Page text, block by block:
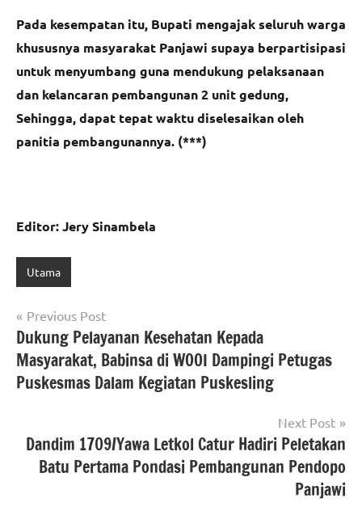
Pada kesempatan itu, Bupati mengajak seluruh warga
khususnya masyarakat Panjawi supaya berpartisipasi
untuk menyumbang guna mendukung pelaksanaan
dan kelancaran pembangunan 2 unit gedung,
Sehingga, dapat tepat waktu diselesaikan oleh
panitia pembangunannya. (***)
Editor: Jery Sinambela
Utama
Navigasi
pos
Previous Post
Dukung Pelayanan Kesehatan Kepada
Masyarakat, Babinsa di WOOI Dampingi Petugas
Puskesmas Dalam Kegiatan Puskesling
Next Post
Dandim 1709/Yawa Letkol Catur Hadiri Peletakan
Batu Pertama Pondasi Pembangunan Pendopo
Panjawi